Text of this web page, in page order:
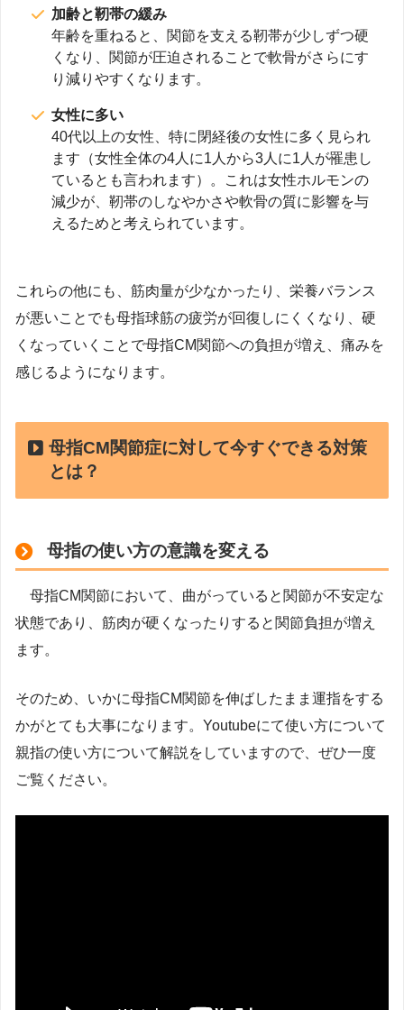
加齢と靭帯の緩み
年齢を重ねると、関節を支える靭帯が少しずつ硬
くなり、関節が圧迫されることで軟骨がさらにす
り減りやすくなります。
女性に多い
40代以上の女性、特に閉経後の女性に多く見られ
ます（女性全体の4人に1人から3人に1人が罹患し
ているとも言われます）。これは女性ホルモンの
減少が、靭帯のしなやかさや軟骨の質に影響を与
えるためと考えられています。
これらの他にも、筋肉量が少なかったり、栄養バランス
が悪いことでも母指球筋の疲労が回復しにくくなり、硬
くなっていくことで母指CM関節への負担が増え、痛みを
感じるようになります。
母指CM関節症に対して今すぐできる対策
とは？
母指の使い方の意識を変える
母指CM関節において、曲がっていると関節が不安定な
状態であり、筋肉が硬くなったりすると関節負担が増え
ます。
そのため、いかに母指CM関節を伸ばしたまま運指をする
かがとても大事になります。Youtubeにて使い方について
親指の使い方について解説をしていますので、ぜひ一度
ご覧ください。